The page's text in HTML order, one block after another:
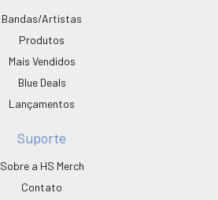
Bandas/Artistas
Produtos
Mais Vendidos
Blue Deals
Lançamentos
Suporte
Sobre a HS Merch
Contato